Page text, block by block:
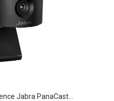
Jabra PanaCast...